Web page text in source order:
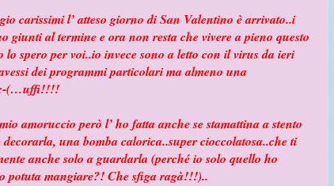
carissimi l’ atteso giorno di San Valentino è arrivato..i
giunti al termine e ora non resta che vivere a pieno questo
lo spero per voi..io invece sono a letto con il virus da ieri
dei programmi particolari ma almeno una
(…uffi!!!!
amoruccio però l’ ho fatta anche se stamattina a stento
una bomba calorica..super cioccolatosa..che ti
anche solo a guardarla (perché io solo quello ho
potuta mangiare?! Che sfiga ragà!!!)..